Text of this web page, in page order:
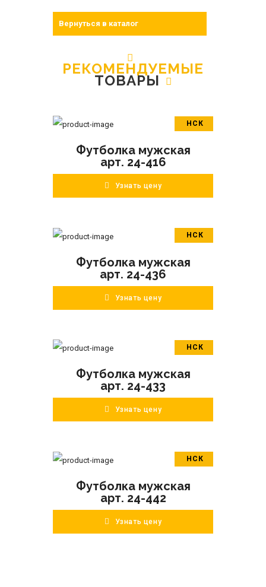
Вернуться в каталог
РЕКОМЕНДУЕМЫЕ
ТОВАРЫ
НСК
ПОДРОБНЕЕ
Футболка мужская
арт. 24-416
Узнать цену
НСК
ПОДРОБНЕЕ
Футболка мужская
арт. 24-436
Узнать цену
НСК
ПОДРОБНЕЕ
Футболка мужская
арт. 24-433
Узнать цену
НСК
ПОДРОБНЕЕ
Футболка мужская
арт. 24-442
Узнать цену